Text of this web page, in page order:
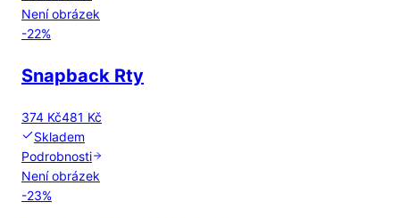
Není obrázek
-22%
Snapback Rty
374 Kč481 Kč
Skladem
Podrobnosti
Není obrázek
-23%